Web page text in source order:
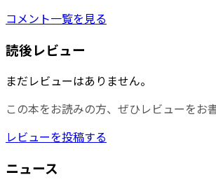
コメント一覧を見る
読後レビュー
まだレビューはありません。
この本をお読みの方、ぜひレビューをお
レビューを投稿する
ニュース